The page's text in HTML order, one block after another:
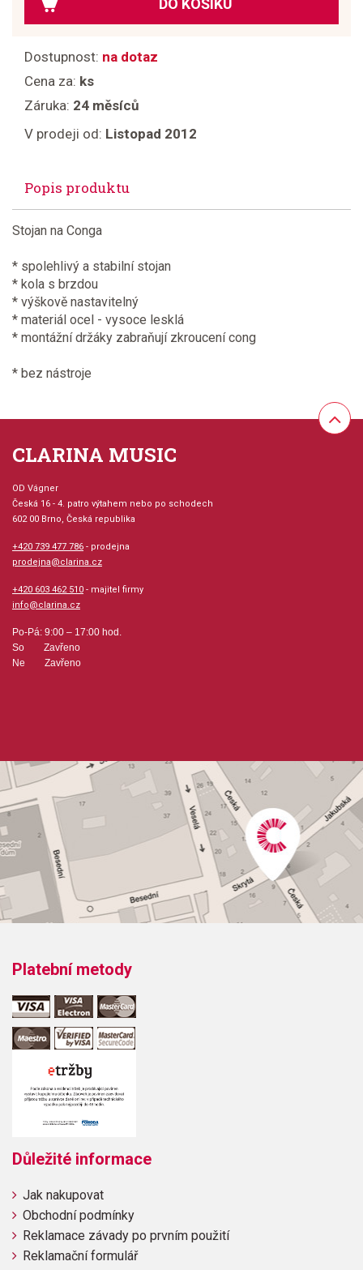
DO KOŠÍKU
Dostupnost: na dotaz
Cena za: ks
Záruka: 24 měsíců
V prodeji od: Listopad 2012
Popis produktu
Stojan na Conga
* spolehlivý a stabilní stojan
* kola s brzdou
* výškově nastavitelný
* materiál ocel - vysoce lesklá
* montážní držáky zabraňují zkroucení cong
* bez nástroje
CLARINA MUSIC
OD Vágner
Česká 16 - 4. patro výtahem nebo po schodech
602 00 Brno, Česká republika
+420 739 477 786 - prodejna
prodejna@clarina.cz
+420 603 462 510 - majitel firmy
info@clarina.cz
Po-Pá: 9:00 – 17:00 hod.
So Zavřeno
Ne Zavřeno
Platební metody
Důležité informace
Jak nakupovat
Obchodní podmínky
Reklamace závady po prvním použití
Reklamační formulář